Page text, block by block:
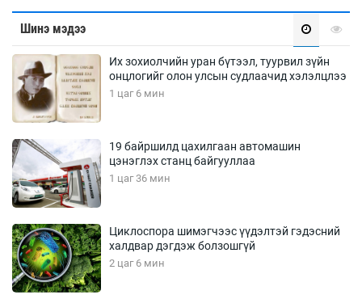
Шинэ мэдээ
Их зохиолчийн уран бүтээл, туурвил зүйн
онцлогийг олон улсын судлаачид хэлэлцлээ
1 цаг 6 мин
19 байршилд цахилгаан автомашин
цэнэглэх станц байгууллаа
1 цаг 36 мин
Циклоспора шимэгчээс үүдэлтэй гэдэсний
халдвар дэгдэж болзошгүй
2 цаг 6 мин